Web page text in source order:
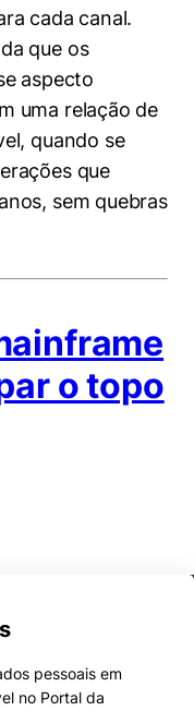
cada canal.
que os
aspecto
uma relação de
quando se
que
sem quebras
o topo
pessoais em
no Portal da